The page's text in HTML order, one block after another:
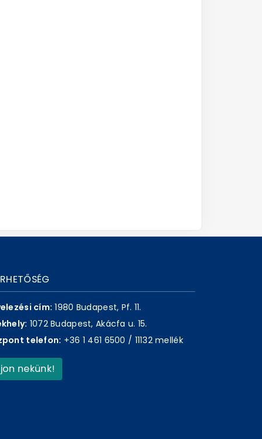
cím: 1980 Budapest, Pf. 11.
1072 Budapest, Akácfa u. 15.
telefon: +36 1 461 6500 / 11132 mellék
nekünk!